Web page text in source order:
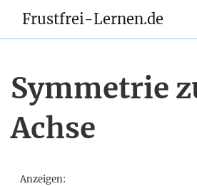
Frustfrei-Lernen.de
Symmetrie
Achse
Anzeigen: